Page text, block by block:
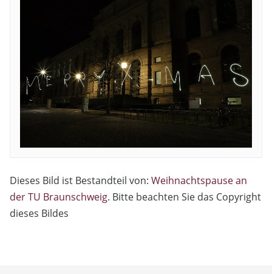
Dieses Bild ist Bestandteil von: Weihnachtspause an
der TU Braunschweig. Bitte beachten Sie das Copyright
dieses Bildes